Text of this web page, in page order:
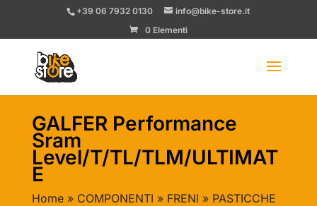
+39 06 7932 0130
info@bike-store.it
0 Elementi
GALFER Performance
Sram
Level/T/TL/TLM/ULTIMAT
E
Home» COMPONENTI » FRENI » PASTICCHE